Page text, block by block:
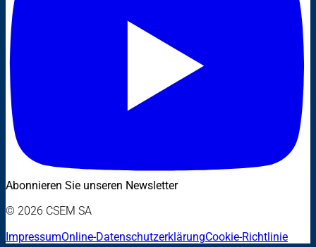
Abonnieren Sie unseren Newsletter
© 2026 CSEM SA
ImpressumOnline-DatenschutzerklärungCookie-Richtlinie